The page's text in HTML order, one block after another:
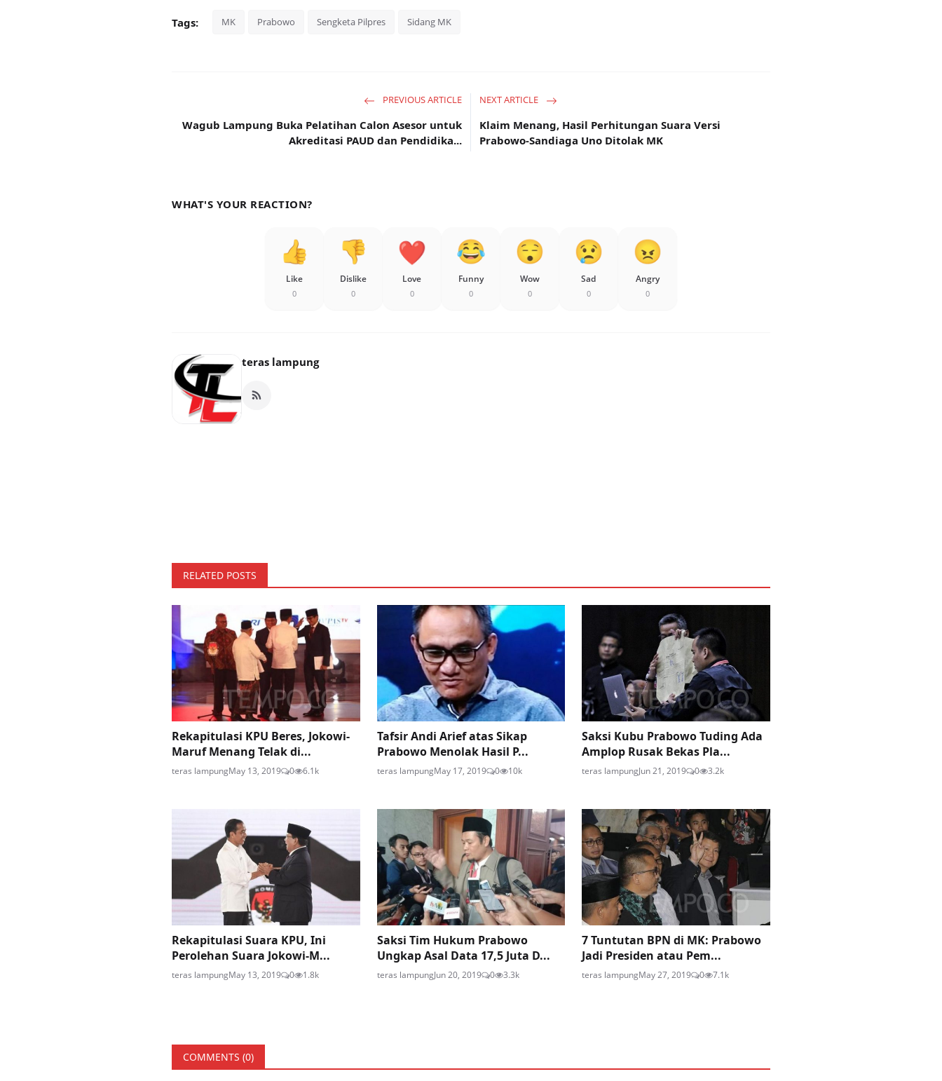
Tags: MK Prabowo Sengketa Pilpres Sidang MK
PREVIOUS ARTICLE
Wagub Lampung Buka Pelatihan Calon Asesor untuk
Akreditasi PAUD dan Pendidika...
NEXT ARTICLE
Klaim Menang, Hasil Perhitungan Suara Versi
Prabowo-Sandiaga Uno Ditolak MK
WHAT'S YOUR REACTION?
Like
0
Dislike
0
Love
0
Funny
0
Wow
0
Sad
0
Angry
0
teras lampung
RELATED POSTS
Rekapitulasi KPU Beres, Jokowi-
Maruf Menang Telak di...
teras lampungMay 13, 2019 0 6.1k
Tafsir Andi Arief atas Sikap
Prabowo Menolak Hasil P...
teras lampungMay 17, 2019 0 10k
Saksi Kubu Prabowo Tuding Ada
Amplop Rusak Bekas Pla...
teras lampungJun 21, 2019 0 3.2k
Rekapitulasi Suara KPU, Ini
Perolehan Suara Jokowi-M...
teras lampungMay 13, 2019 0 1.8k
Saksi Tim Hukum Prabowo
Ungkap Asal Data 17,5 Juta D...
teras lampungJun 20, 2019 0 3.3k
7 Tuntutan BPN di MK: Prabowo
Jadi Presiden atau Pem...
teras lampungMay 27, 2019 0 7.1k
COMMENTS (0)